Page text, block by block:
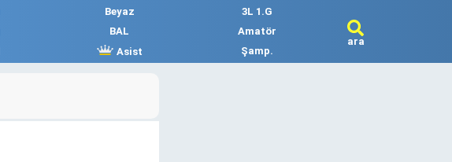
Beyaz
3L 1.G
BAL
Amatör
Asist Şamp.
ara